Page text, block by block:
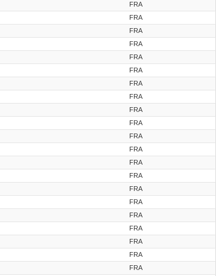
FRA
FRA
FRA
FRA
FRA
FRA
FRA
FRA
FRA
FRA
FRA
FRA
FRA
FRA
FRA
FRA
FRA
FRA
FRA
FRA
FRA